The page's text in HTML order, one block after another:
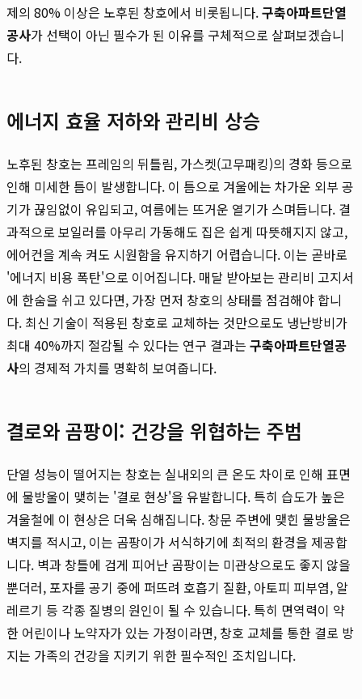
제의 80% 이상은 노후된 창호에서 비롯됩니다.구축아파트단열
공사가 선택이 아닌 필수가 된 이유를 구체적으로 살펴보겠습니
다.
에너지 효율 저하와 관리비 상승
노후된 창호는 프레임의 뒤틀림, 가스켓(고무패킹)의 경화 등으로
인해 미세한 틈이 발생합니다. 이 틈으로 겨울에는 차가운 외부 공
기가 끊임없이 유입되고, 여름에는 뜨거운 열기가 스며듭니다. 결
과적으로 보일러를 아무리 가동해도 집은 쉽게 따뜻해지지 않고,
에어컨을 계속 켜도 시원함을 유지하기 어렵습니다. 이는 곧바로
'에너지 비용 폭탄'으로 이어집니다. 매달 받아보는 관리비 고지서
에 한숨을 쉬고 있다면, 가장 먼저 창호의 상태를 점검해야 합니
다. 최신 기술이 적용된 창호로 교체하는 것만으로도 냉난방비가
최대 40%까지 절감될 수 있다는 연구 결과는 구축아파트단열공
사의 경제적 가치를 명확히 보여줍니다.
결로와 곰팡이: 건강을 위협하는 주범
단열 성능이 떨어지는 창호는 실내외의 큰 온도 차이로 인해 표면
에 물방울이 맺히는 '결로 현상'을 유발합니다. 특히 습도가 높은
겨울철에 이 현상은 더욱 심해집니다. 창문 주변에 맺힌 물방울은
벽지를 적시고, 이는 곰팡이가 서식하기에 최적의 환경을 제공합
니다. 벽과 창틀에 검게 피어난 곰팡이는 미관상으로도 좋지 않을
뿐더러, 포자를 공기 중에 퍼뜨려 호흡기 질환, 아토피 피부염, 알
레르기 등 각종 질병의 원인이 될 수 있습니다. 특히 면역력이 약
한 어린이나 노약자가 있는 가정이라면, 창호 교체를 통한 결로 방
지는 가족의 건강을 지키기 위한 필수적인 조치입니다.